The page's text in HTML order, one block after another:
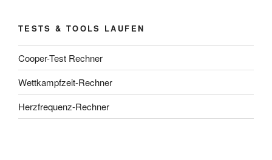
TESTS & TOOLS LAUFEN
Cooper-Test Rechner
Wettkampfzeit-Rechner
Herzfrequenz-Rechner